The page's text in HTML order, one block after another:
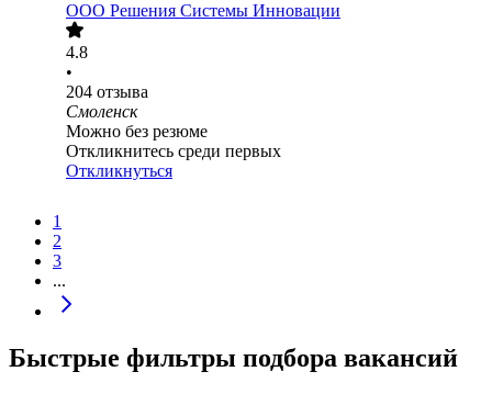
ООО Решения Системы Инновации
4.8
•
204 отзыва
Смоленск
Можно без резюме
Откликнитесь среди первых
Откликнуться
1
2
3
...
Быстрые фильтры подбора вакансий